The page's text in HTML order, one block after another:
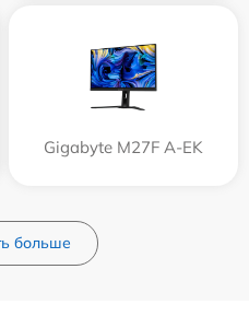
Gigabyte M27F A-EK
больше